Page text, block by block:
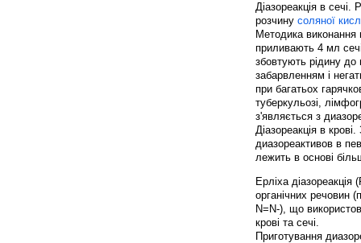
Діазореакція в
розчину соляної
Методика виконання
приливають 4 мл
збовтують рідину
забарвленням і
при багатьох
туберкульозі,
з'являється з
Діазореакція в
диазореактивов в
лежить в основі
Ерліха
органічних речовин
N=N-), що
крові та сечі.
Приготування